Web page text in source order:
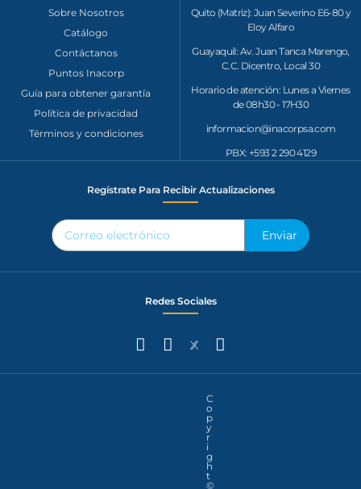
Sobre Nosotros
Catálogo
Contáctanos
Puntos Inacorp
Guía para obtener garantía
Política de privacidad
Términos y condiciones
Quito (Matriz): Juan Severino E6-80 y
Eloy Alfaro
Guayaquil: Av. Juan Tanca Marengo,
C.C. Dicentro, Local 30
Horario de atención: Lunes a Viernes
de 08h30 - 17H30
informacion@inacorpsa.com
PBX: +593 2 290 4129‬
Regístrate Para Recibir Actualizaciones
Enviar
Redes Sociales
C
o
p
y
r
i
g
h
t
©